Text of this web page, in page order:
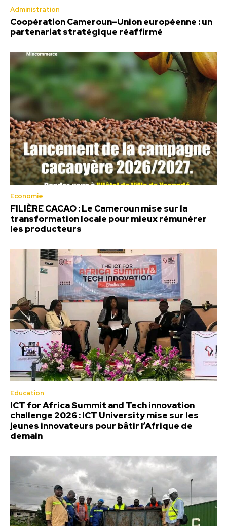
Administration
Coopération Cameroun–Union européenne : un
partenariat stratégique réaffirmé
Economie
FILIÈRE CACAO : Le Cameroun mise sur la
transformation locale pour mieux rémunérer
les producteurs
Education
ICT for Africa Summit and Tech innovation
challenge 2026 : ICT University mise sur les
jeunes innovateurs pour bâtir l’Afrique de
demain